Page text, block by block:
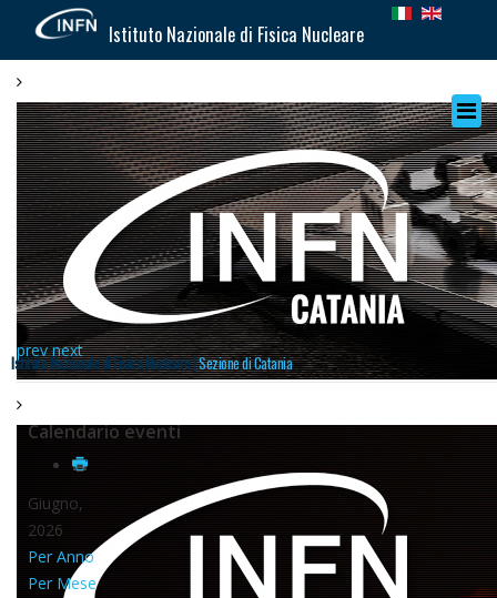
Istituto Nazionale di Fisica Nucleare
prev next
Istituto Nazionale di Fisica Nucleare |Sezione di Catania
Calendario eventi
Giugno,
2026
Per Anno
Per Mese